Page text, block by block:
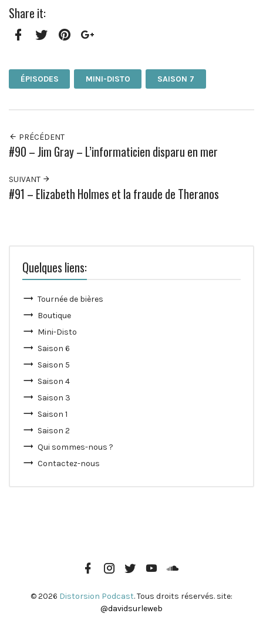
Share it:
ÉPISODES MINI-DISTO SAISON 7
PRÉCÉDENT
#90 – Jim Gray – L’informaticien disparu en mer
SUIVANT
#91 – Elizabeth Holmes et la fraude de Theranos
Quelques liens:
Tournée de bières
Boutique
Mini-Disto
Saison 6
Saison 5
Saison 4
Saison 3
Saison 1
Saison 2
Qui sommes-nous ?
Contactez-nous
Page
Facebook
Instagram
Twitter Youtube
© 2026 Distorsion Podcast. Tous droits réservés. site:
@davidsurleweb